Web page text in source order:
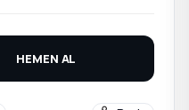
HEMEN AL